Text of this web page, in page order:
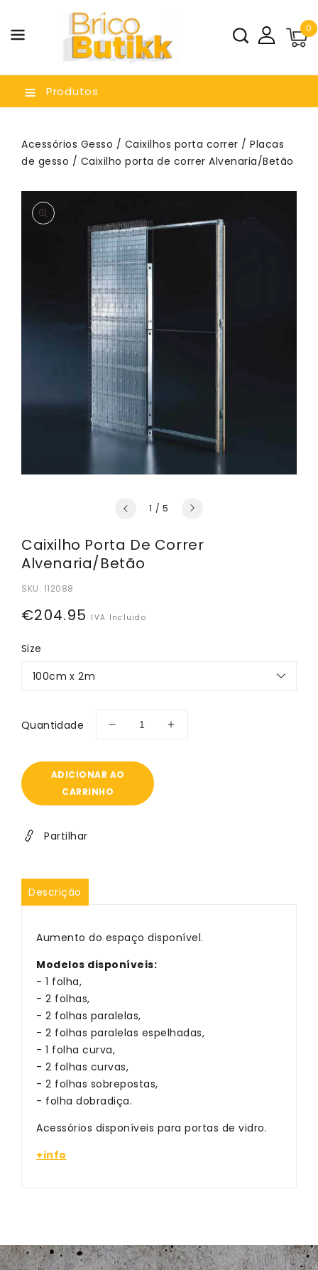
0
Produtos
Acessórios Gesso / Caixilhos porta correr / Placas
de gesso / Caixilho porta de correr Alvenaria/Betão
1 /de
5
Caixilho Porta De Correr
Alvenaria/Betão
SKU: 112088
Preço
€204.95 IVA Incluido
Size
Quantidade
Diminuir
quantidade
de
Caixilho
porta
Aumentar
ADICIONAR AO
CARRINHO
Partilhar
Descrição
Aumento do espaço disponível.
Modelos disponíveis:
- 1 folha,
- 2 folhas,
- 2 folhas paralelas,
- 2 folhas paralelas espelhadas,
- 1 folha curva,
- 2 folhas curvas,
- 2 folhas sobrepostas,
- folha dobradiça.
Acessórios disponíveis para portas de vidro.
+info